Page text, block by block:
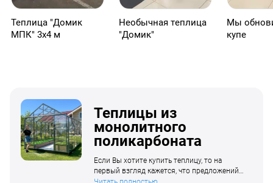
Теплица "Домик
МПК" 3х4 м
Необычная теплица
"Домик"
Мы
купе
Теплицы из
монолитного
поликарбоната
Если Вы хотите купить теплицу, то на
первый взгляд кажется, что предложений
на рынке достаточно. Однако, когда